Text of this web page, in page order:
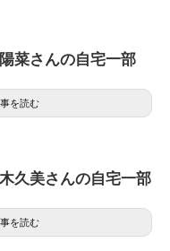
菜さんの自宅一部
を読む
久美さんの自宅一部
を読む